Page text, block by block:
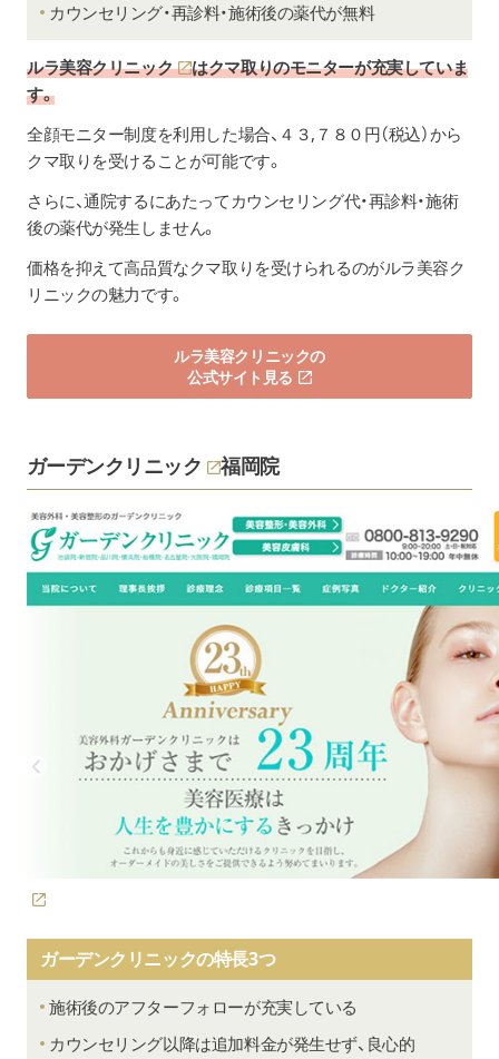
カウンセリング・再診料・施術後の薬代が無料
ルラ美容クリニック
はクマ取りのモニターが充実していま
す。
全顔モニター制度を利用した場合、４３,７８０円（税込）から
クマ取りを受けることが可能です。
さらに、通院するにあたってカウンセリング代・再診料・施術
後の薬代が発生しません。
価格を抑えて高品質なクマ取りを受けられるのがルラ美容ク
リニックの魅力です。
ルラ美容クリニックの
公式サイト見る
ガーデンクリニック 福岡院
ガーデンクリニックの特長3つ
施術後のアフターフォローが充実している
カウンセリング以降は追加料金が発生せず、良心的